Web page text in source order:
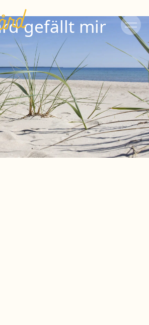
gefällt mir